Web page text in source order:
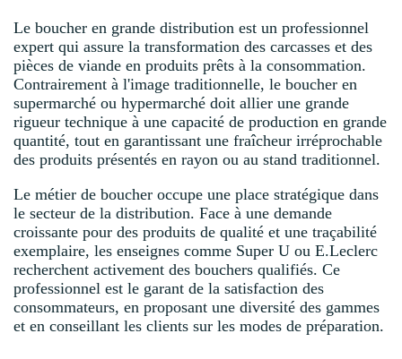
Le boucher en grande distribution est un professionnel
expert qui assure la transformation des carcasses et des
pièces de viande en produits prêts à la consommation.
Contrairement à l'image traditionnelle, le boucher en
supermarché ou hypermarché doit allier une grande
rigueur technique à une capacité de production en grande
quantité, tout en garantissant une fraîcheur irréprochable
des produits présentés en rayon ou au stand traditionnel.
Le métier de boucher occupe une place stratégique dans
le secteur de la distribution. Face à une demande
croissante pour des produits de qualité et une traçabilité
exemplaire, les enseignes comme Super U ou E.Leclerc
recherchent activement des bouchers qualifiés. Ce
professionnel est le garant de la satisfaction des
consommateurs, en proposant une diversité des gammes
et en conseillant les clients sur les modes de préparation.